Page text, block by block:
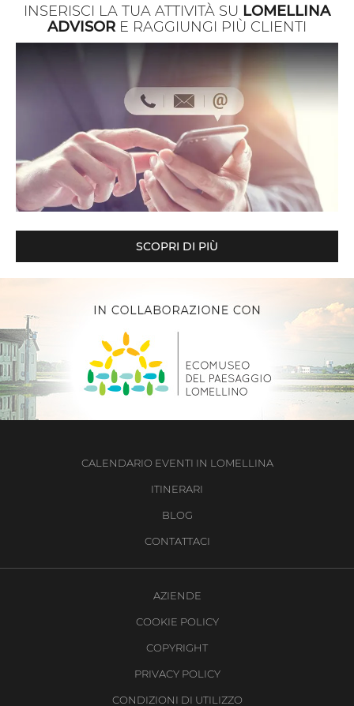
INSERISCI LA TUA ATTIVITÀ SU LOMELLINA
ADVISOR E RAGGIUNGI PIÙ CLIENTI
SCOPRI DI PIÙ
CALENDARIO EVENTI IN LOMELLINA
ITINERARI
BLOG
CONTATTACI
AZIENDE
COOKIE POLICY
COPYRIGHT
PRIVACY POLICY
CONDIZIONI DI UTILIZZO